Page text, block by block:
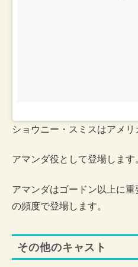
ショウニー・スミスはアメリ
アマンダ役として登場します
アマンダはゴードン以上に
の頻度で登場します。
その他のキャスト